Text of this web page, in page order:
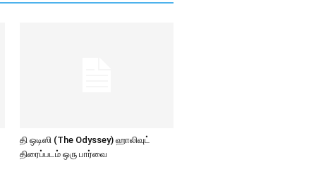
தி ஒடிஸி (The Odyssey) ஹாலிவுட்
திரைப்படம் ஒரு பார்வை